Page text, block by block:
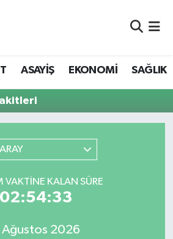
ASAYİŞ EKONOMİ SAĞLIK
VAKTİNE KALAN SÜRE
02:54:33
Ağustos 2026